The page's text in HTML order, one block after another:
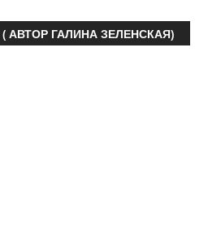
АВТОР ГАЛИНА ЗЕЛЕНСКАЯ)